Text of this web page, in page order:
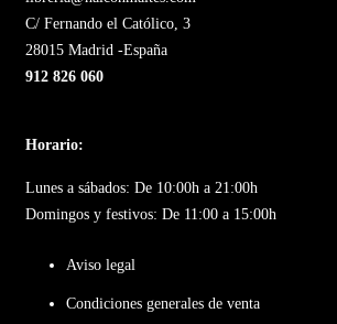
C/ Fernando el Católico, 3
28015 Madrid -España
912 826 060
Horario:
Lunes a sábados: De 10:00h a 21:00h
Domingos y festivos: De 11:00 a 15:00h
Aviso legal
Condiciones generales de venta